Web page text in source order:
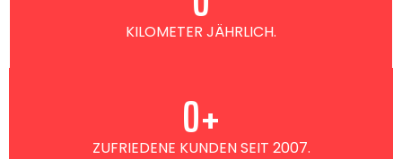
KILOMETER JÄHRLICH.
ZUFRIEDENE KUNDEN SEIT 2007.
0+